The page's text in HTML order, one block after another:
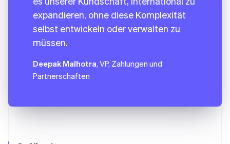
expandieren, ohne diese Komplexität
selbst entwickeln oder verwalten zu
müssen.
Deepak Malhotra, VP, Zahlungen und
Partnerschaften